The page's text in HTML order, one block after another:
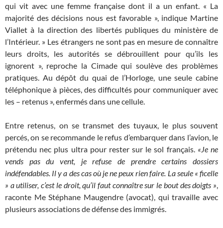
qui vit avec une femme française dont il a un enfant. « La
majorité des décisions nous est favorable », indique Martine
Viallet à la direction des libertés publiques du ministère de
l’Intérieur. » Les étrangers ne sont pas en mesure de connaître
leurs droits, les autorités se débrouillent pour qu’ils les
ignorent », reproche la Cimade qui soulève des problèmes
pratiques. Au dépôt du quai de l’Horloge, une seule cabine
téléphonique à pièces, des difficultés pour communiquer avec
les – retenus », enfermés dans une cellule.
Entre retenus, on se transmet des tuyaux, le plus souvent
percés, on se recommande le refus d’embarquer dans l’avion, le
prétendu nec plus ultra pour rester sur le sol français. «Je ne
vends pas du vent, je refuse de prendre certains dossiers
indéfendables. Il y a des cas où je ne peux rien faire. La seule « ficelle
» a utiliser, c’est le droit, qu’il faut connaître sur le bout des doigts »,
raconte Me Stéphane Maugendre (avocat), qui travaille avec
plusieurs associations de défense des immigrés.